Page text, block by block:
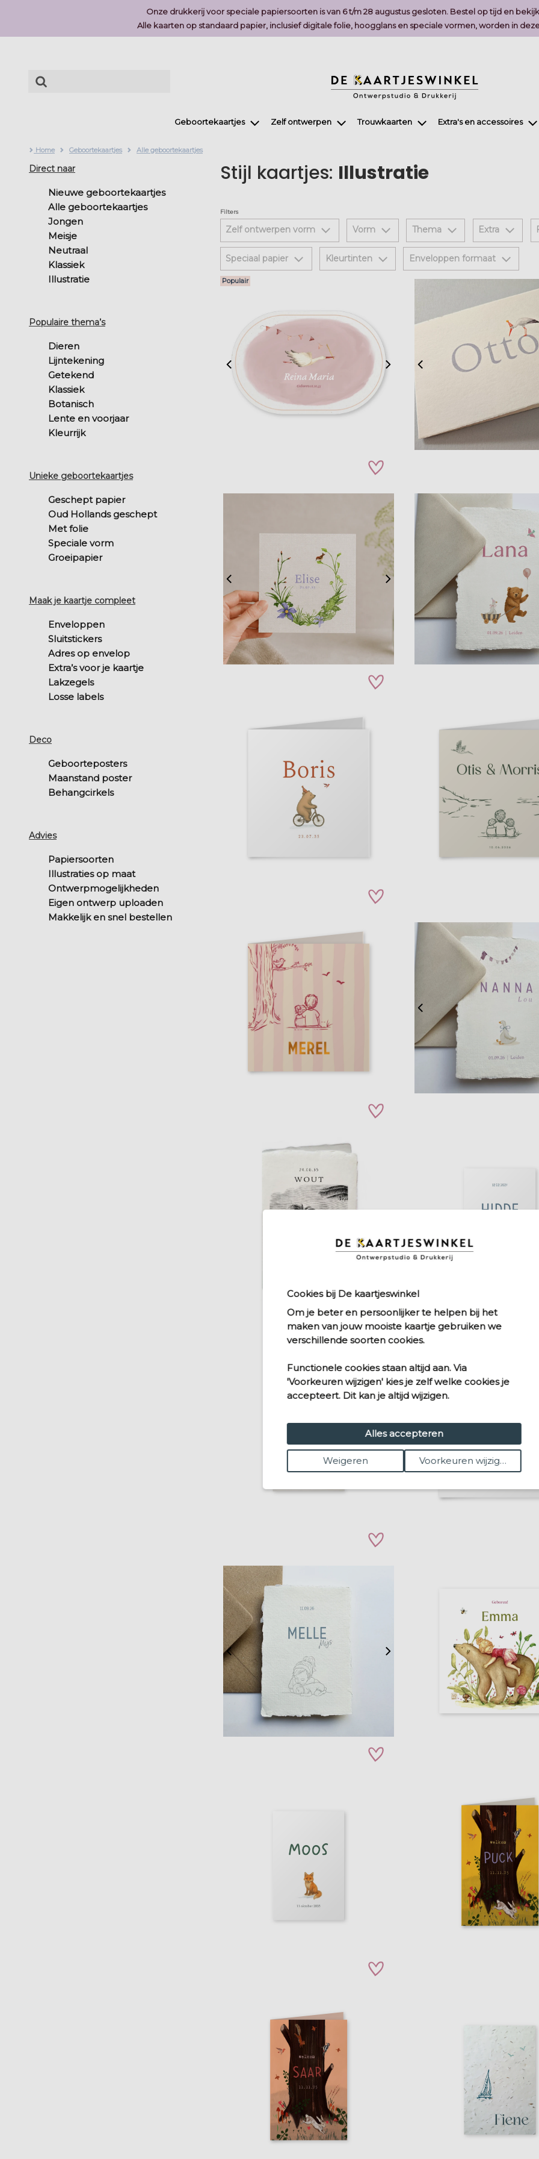
Onze drukkerij voor speciale papiersoorten is van 6 t/m 28 augustus gesloten. Bestel op tijd en bekijk
Alle kaarten op standaard papier, inclusief digitale folie, hoogglans en speciale vormen, worden in
Geboortekaartjes Zelf ontwerpen Trouwkaarten Extra's en accessoires
Home Geboortekaartjes Alle geboortekaartjes
Direct naar
Nieuwe geboortekaartjes
Alle geboortekaartjes
Jongen
Meisje
Neutraal
Klassiek
Illustratie
Populaire thema’s
Dieren
Lijntekening
Getekend
Klassiek
Botanisch
Lente en voorjaar
Kleurrijk
Unieke geboortekaartjes
Geschept papier
Oud Hollands geschept
Met folie
Speciale vorm
Groeipapier
Maak je kaartje compleet
Enveloppen
Sluitstickers
Adres op envelop
Extra’s voor je kaartje
Lakzegels
Losse labels
Deco
Geboorteposters
Maanstand poster
Behangcirkels
Advies
Papiersoorten
Illustraties op maat
Ontwerpmogelijkheden
Eigen ontwerp uploaden
Makkelijk en snel bestellen
Stijl kaartjes: Illustratie
Filters
Zelf ontwerpen vorm Vorm Thema Extra
Speciaal papier Kleurtinten Enveloppen formaat
Populair
zet op verlanglijstje
zet op verlanglijstje
zet op verlanglijstje
zet op verlanglijstje
zet op verlanglijstje
zet op verlanglijstje
zet op verlanglijstje
zet op verlanglijstje
Cookies bij De kaartjeswinkel
Om je beter en persoonlijker te helpen bij het
maken van jouw mooiste kaartje gebruiken we
verschillende soorten cookies.
Functionele cookies staan altijd aan. Via
'Voorkeuren wijzigen' kies je zelf welke cookies je
accepteert. Dit kan je altijd wijzigen.
Alles accepteren
Weigeren Voorkeuren wijzigen